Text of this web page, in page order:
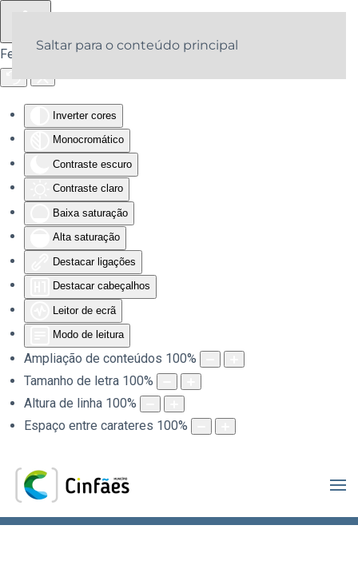
Ferramentas de acessibilidade
Inverter cores
Monocromático
Contraste escuro
Contraste claro
Baixa saturação
Alta saturação
Destacar ligações
Destacar cabeçalhos
Leitor de ecrã
Modo de leitura
Ampliação de conteúdos 100%
Tamanho de letra 100%
Altura de linha 100%
Espaço entre carateres 100%
Saltar para o conteúdo principal
.